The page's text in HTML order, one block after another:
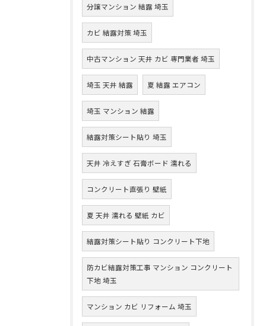
分譲マンション 結露 埼玉
カビ 結露対策 埼玉
中古マンション 天井 カビ 専門業者 埼玉
埼玉 天井 結露 夏 結露 エアコン
埼玉 マンション 結露
結露対策シート貼り 埼玉
天井 冷えすぎ 石膏ボード 濡れる
コンクリート直張り 壁紙
夏 天井 濡れる 壁紙 カビ
結露対策シート貼り コンクリート下地
防カビ結露対策工事 マンション コンクリート
下地 埼玉
マンション カビ リフォーム 埼玉